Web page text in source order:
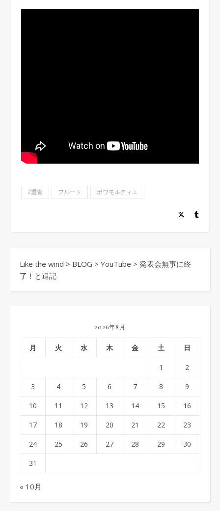
2重奏 フルート ボワモルティエ
Like the wind > BLOG > YouTube > 発表会無事に終
了！と追記
2026年8月
月 火 水 木 金 土 日
1 2
3 4 5 6 7 8 9
10 11 12 13 14 15 16
17 18 19 20 21 22 23
24 25 26 27 28 29 30
31
« 10月